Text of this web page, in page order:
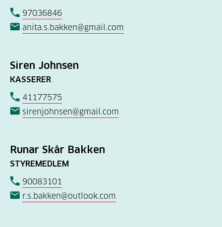
97036846
anita.s.bakken@gmail.com
Siren Johnsen
KASSERER
41177575
sirenjohnsen@gmail.com
Runar Skår Bakken
STYREMEDLEM
90083101
r.s.bakken@outlook.com